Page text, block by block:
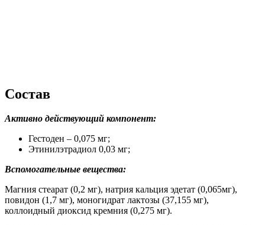
Состав
Активно действующий компонент:
Гестоден – 0,075 мг;
Этинилэтрадиол 0,03 мг;
Вспомогательные вещества:
Магния стеарат (0,2 мг), натрия кальция эдетат (0,065мг),
повидон (1,7 мг), моногидрат лактозы (37,155 мг),
коллоидный диоксид кремния (0,275 мг).